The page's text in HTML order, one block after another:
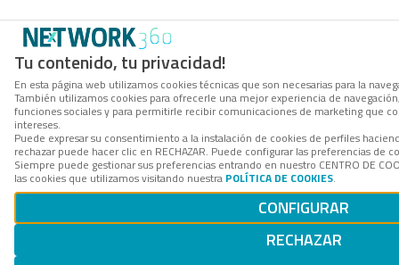
Tu contenido, tu privacidad!
En esta página web utilizamos cookies técnicas que son necesarias para la
También utilizamos cookies para ofrecerle una mejor experiencia de
funciones sociales y para permitirle recibir comunicaciones de marketing que
intereses.
Puede expresar su consentimiento a la instalación de cookies de perfiles
rechazar puede hacer clic en RECHAZAR. Puede configurar las preferencias de
Siempre puede gestionar sus preferencias entrando en nuestro CENTRO DE
las cookies que utilizamos visitando nuestra POLÍTICA DE COOKIES.
CONFIGURAR
RECHAZAR